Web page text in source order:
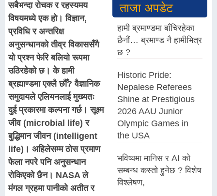
सबैभन्दा रोचक र रहस्यमय
विषयमध्ये एक हो। विज्ञान,
प्रविधि र अन्तरिक्ष
अनुसन्धानको तीव्र विकाससँगै
यो प्रश्न फेरि बलियो रूपमा
उठिरहेको छ। के हामी
ब्रह्माण्डमा एक्लै छौँ? वैज्ञानिक
समुदायले एलियनलाई मुख्यतः
दुई प्रकारमा कल्पना गर्छ। सूक्ष्म
जीव (microbial life) र
बुद्धिमान जीवन (intelligent
life)। अहिलेसम्म ठोस प्रमाण
फेला नपरे पनि अनुसन्धान
रोकिएको छैन। NASA ले
मंगल ग्रहमा पानीको अतीत र
ताजा अपडेट
हामी ब्रमाण्डमा बाँचिरहेका
छैनौं… ब्रमाण्ड नै हामीभित्र
छ ?
Historic Pride:
Nepalese Referees
Shine at Prestigious
2026 AAU Junior
Olympic Games in
the USA
भविष्यमा मानिस र AI को
सम्बन्ध कस्तो हुनेछ ? विशेष
विश्लेषण,